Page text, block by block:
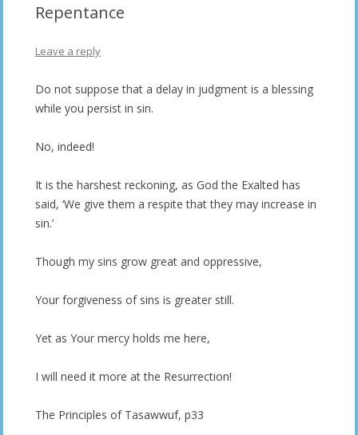
Repentance
Leave a reply
Do not suppose that a delay in judgment is a blessing
while you persist in sin.
No, indeed!
It is the harshest reckoning, as God the Exalted has
said, ‘We give them a respite that they may increase in
sin.’
Though my sins grow great and oppressive,
Your forgiveness of sins is greater still.
Yet as Your mercy holds me here,
I will need it more at the Resurrection!
The Principles of Tasawwuf, p33